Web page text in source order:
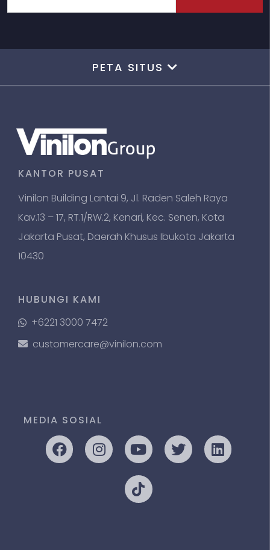
PETA SITUS
KANTOR PUSAT
Vinilon Building Lantai 9, Jl. Raden Saleh Raya
Kav.13 – 17, RT.1/RW.2, Kenari, Kec. Senen, Kota
Jakarta Pusat, Daerah Khusus Ibukota Jakarta
10430
HUBUNGI KAMI
+6221 3000 7472
customercare@vinilon.com
MEDIA SOSIAL